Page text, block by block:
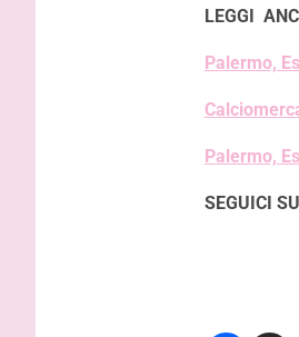
LEGGI
Palermo,
Palermo,
SEGUICI SU